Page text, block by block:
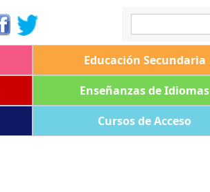
Educación Secundaria
Enseñanzas de Idiomas
Cursos de Acceso